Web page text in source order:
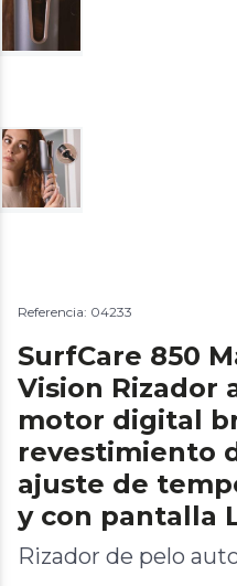
Referencia: 04233
SurfCare 850
Vision Rizador
motor digital
revestimiento
ajuste de
y con pantalla
Rizador de pelo